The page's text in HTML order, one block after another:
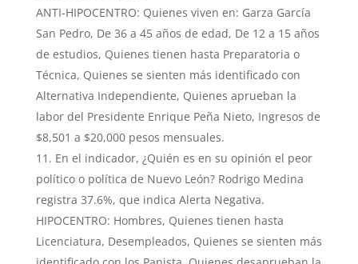
ANTI-HIPOCENTRO: Quienes viven en: Garza García
San Pedro, De 36 a 45 años de edad, De 12 a 15 años
de estudios, Quienes tienen hasta Preparatoria o
Técnica, Quienes se sienten más identificado con
Alternativa Independiente, Quienes aprueban la
labor del Presidente Enrique Peña Nieto, Ingresos de
$8,501 a $20,000 pesos mensuales.
En el indicador, ¿Quién es en su opinión el peor
político o política de Nuevo León? Rodrigo Medina
registra 37.6%, que indica Alerta Negativa.
HIPOCENTRO: Hombres, Quienes tienen hasta
Licenciatura, Desempleados, Quienes se sienten más